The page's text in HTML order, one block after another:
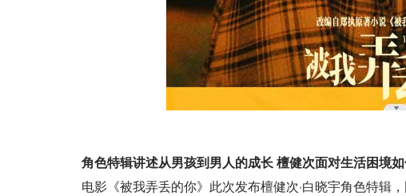
角色特辑讲述从男孩到男人的成长 檀健次面对生活困境
电影《被我弄丢的你》此次发布檀健次·白晓宇角色特辑，